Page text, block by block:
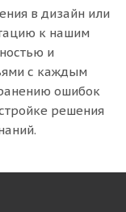
в дизайн или
к нашим
и
с каждым
ошибок
решения